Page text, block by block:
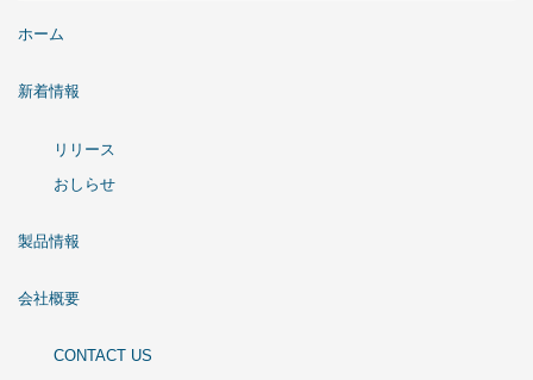
ホーム
新着情報
リリース
おしらせ
製品情報
会社概要
CONTACT US